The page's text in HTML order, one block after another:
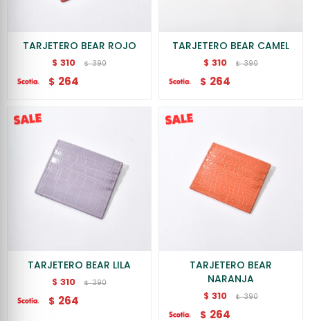
TARJETERO BEAR ROJO
$ 310 $ 390
$ 264
TARJETERO BEAR CAMEL
$ 310 $ 390
$ 264
TARJETERO BEAR LILA
$ 310 $ 390
$ 264
TARJETERO BEAR
NARANJA
$ 310 $ 390
$ 264